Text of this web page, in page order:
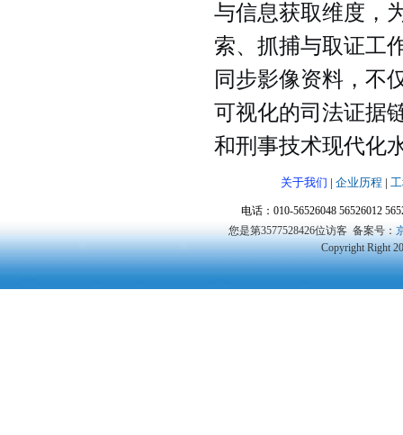
与信息获取维度，
索、抓捕与取证工
同步影像资料，不
可视化的司法证据
和刑事技术现代化
关于我们 | 企业历程 |
电话：010-56526048 56526012
您是第3577528426位访客 备案号：
Copyright Right